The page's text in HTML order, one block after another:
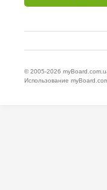
© 2005-2026
Использование